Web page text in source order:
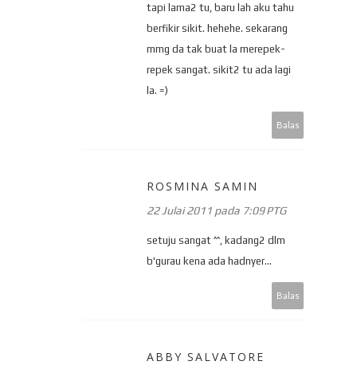
tapi lama2 tu, baru lah aku tahu
berfikir sikit. hehehe. sekarang
mmg da tak buat la merepek-
repek sangat. sikit2 tu ada lagi
la. =)
Balas
ROSMINA SAMIN
22 Julai 2011 pada 7:09 PTG
setuju sangat ^^, kadang2 dlm
b'gurau kena ada hadnyer...
Balas
ABBY SALVATORE